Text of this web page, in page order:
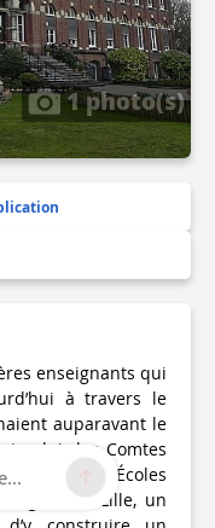
1 photo(s)
enseignants qui
à travers le
auparavant le
celui des Comtes
des Écoles
région de Lille, un